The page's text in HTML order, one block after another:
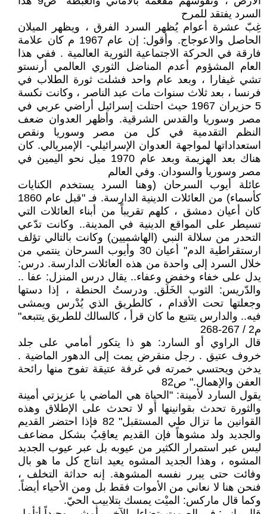
السرد يفتقد للمرح
غِبّ عشرة أعوام يُظهر السرد الفرق ، ويظهر الميلان
الحاصل والاعوجاج. وأقول: إن عام 1967 م كان علامة
فارقة في الحركة الاجتماعية الثورية العالمية . ففي هذا
العام المشؤوم أعدم المناضل الثوري العالمي أرنستو
تشي غيفارا ، وبعد عام واحد فشلت ثورة الطلاب في
فرنسا ، بعد ثلاث سنوات مات عبد الناصر ، وكانت نكسة
5 حزيران 1967 حيث احتلت إسرائيل أراضي عربي في
مصر وسوريا والقدس الشرقية. وأظهر العدوان ضعف
النظم التقدمية في كل من مصر وسوريا ونقص
استعداداتها لمواجهة العدوان الإسرائيلي- الإمبريالي. كان
هناك بعد الهزيمة وبعد عام 1970 ميل نحو اليمين في
مصر وسوريا والسودان. وفي العالم
عائلة أيوب السرحان (وهنا السرد يستخدم الكنايات
كأسماء) من العائلات الدينية الدارسة. فـ "قبل عام 1860
كان أعيان دمشق ، كلهم تقريباً من أبناء العائلات التي
تسيطر على المواقع الدينية في المدينة.. وكانت تدّعي
التحدر من سلالة النبي (الهاشميين) وكانت بالتالي تؤلف
ارستقراطية الدم" أعيان 30 وأيوب السرحان ينتمي من
خلال السرد إلى واحدة من هذه العائلات الدارسة. درس:
يدل على خفاء وخفض وعفاء.. يقال درس المنزل: عفا ..
والدّريس: الثوب الخَلَق. ودرستُ الحنطة ، إذا دستها
وجعلتها تحت الأقدام ، كالطريق الذي يُدْرس ويمشى
فيه.. والدارس يتتبع ما كان قرأ ، كالسالك للطريق يتتبعه"
م2 / 267-268
قال الراوي أو السارد: هو ذا يتكور أمامي على جلد
خروف عتيق . رجل منقرض يمت إلى الدهور الماضية .
يدخن ويحتسي خمرته في غرفة عتيقة تفوح منها رائحة
العفن والإهمال." ص82
يقول السارد لأمينة: "الحياة هي الماضي يا عزيزتي أمينة
والثورة تحدث بقوانينها أو لا تحدث على الإطلاق وهذه
القوانين ما تزال طي المستقبل" 82 فإذا احتضر القديم
والجديد ولد مشوهاً فإن القديم يعاقِبُ بشكل مضاعف
ليس عبر استمرار الكثير من عيوبه بل عبر عيوب الجديد
المشوه ، وهذا الجديد المشوه يعيد انتاج كل ما هو بال
وفائت حتى يبرر نفسه المشوهة. إنه حداثة التخلف ،
فنحن هنا لا نعاني من الأموات فقط بل ومن الأحياء أيضاً.
وكما قال ماركس: الميْت يمسك بتلابيب الحيّ.